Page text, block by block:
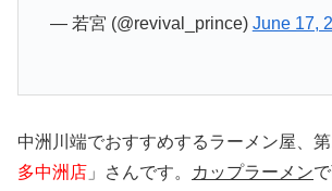
— 若宮 (@revival_prince) June 17,
中洲川端でおすすめするラーメン屋、第
多中洲店 」さんです。 カップラーメン